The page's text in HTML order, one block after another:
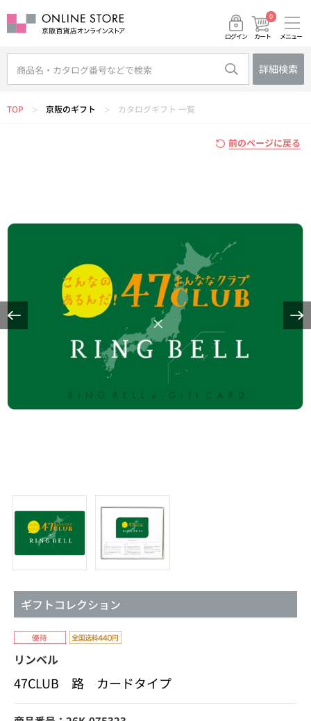
ログイン カート
0
メニュー
詳細検索
TOP ＞ 京阪のギフト ＞ カタログギフト 一覧
前のページに戻る
ギフトコレクション
リンベル
47CLUB 路 カードタイプ